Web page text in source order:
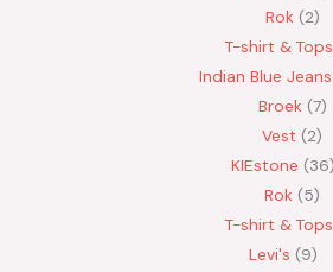
Rok 2
T-shirt & Tops
Indian Blue Jeans
Broek 7
Vest
2
KIEstone
36
Rok 5
T-shirt & Tops
Levi's
9